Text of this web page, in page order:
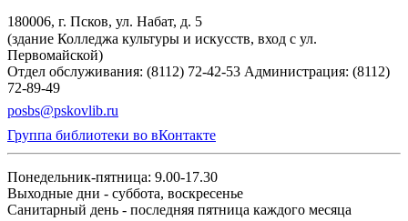
180006, г. Псков, ул. Набат, д. 5
(здание Колледжа культуры и искусств, вход с ул.
Первомайской)
Отдел обслуживания: (8112) 72-42-53 Администрация: (8112)
72-89-49
posbs@pskovlib.ru
Группа библиотеки во вКонтакте
Понедельник-пятница: 9.00-17.30
Выходные дни - суббота, воскресенье
Санитарный день - последняя пятница каждого месяца